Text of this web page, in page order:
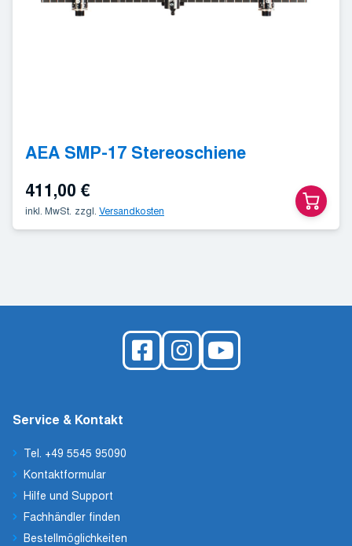
AEA SMP-17 Stereoschiene
411,00 €
inkl. MwSt. zzgl. Versandkosten
Service & Kontakt
Tel. +49 5545 95090
Kontaktformular
Hilfe und Support
Fachhändler finden
Bestellmöglichkeiten